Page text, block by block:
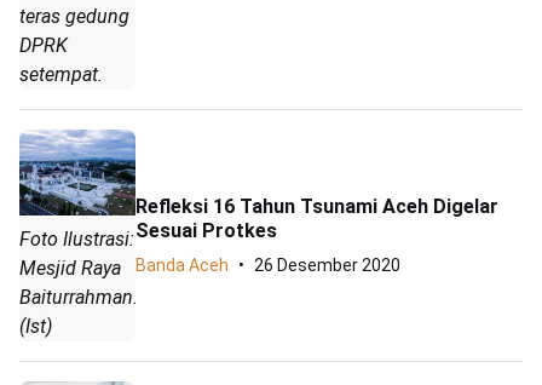
teras gedung
DPRK
setempat.
Foto Ilustrasi:
Mesjid Raya
Baiturrahman.
(Ist)
Refleksi 16 Tahun Tsunami Aceh Digelar
Sesuai Protkes
Banda Aceh 26 Desember 2020